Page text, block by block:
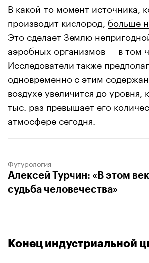
В какой-то момент источника,
производит кислород, больше
Это сделает Землю
аэробных организмов — в том
Исследователи также
одновременно с этим
воздухе увеличится до уровня,
тыс. раз превышает его
атмосфере сегодня.
Футурология
Алексей Турчин: «В этом
судьба человечества»
Конец индустриальной